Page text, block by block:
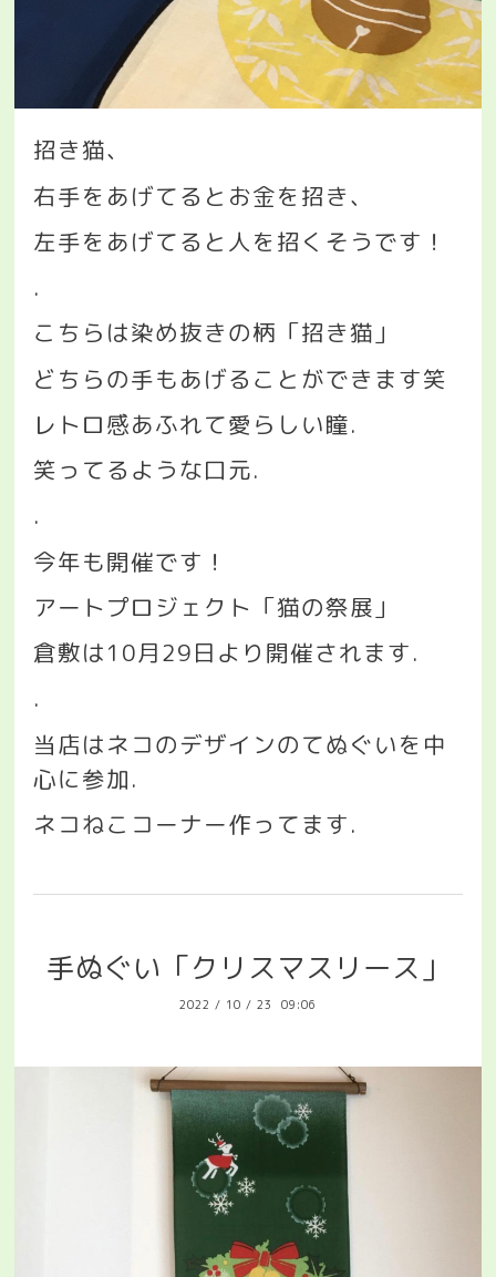
招き猫、
右手をあげてるとお金を招き、
左手をあげてると人を招くそうです！
.
こちらは染め抜きの柄「招き猫」
どちらの手もあげることができます笑
レトロ感あふれて愛らしい瞳.
笑ってるような口元.
.
今年も開催です！
アートプロジェクト「猫の祭展」
倉敷は10月29日より開催されます.
.
当店はネコのデザインのてぬぐいを中
心に参加.
ネコねこコーナー作ってます.
手ぬぐい「クリスマスリース」
2022 / 10 / 23 09:06